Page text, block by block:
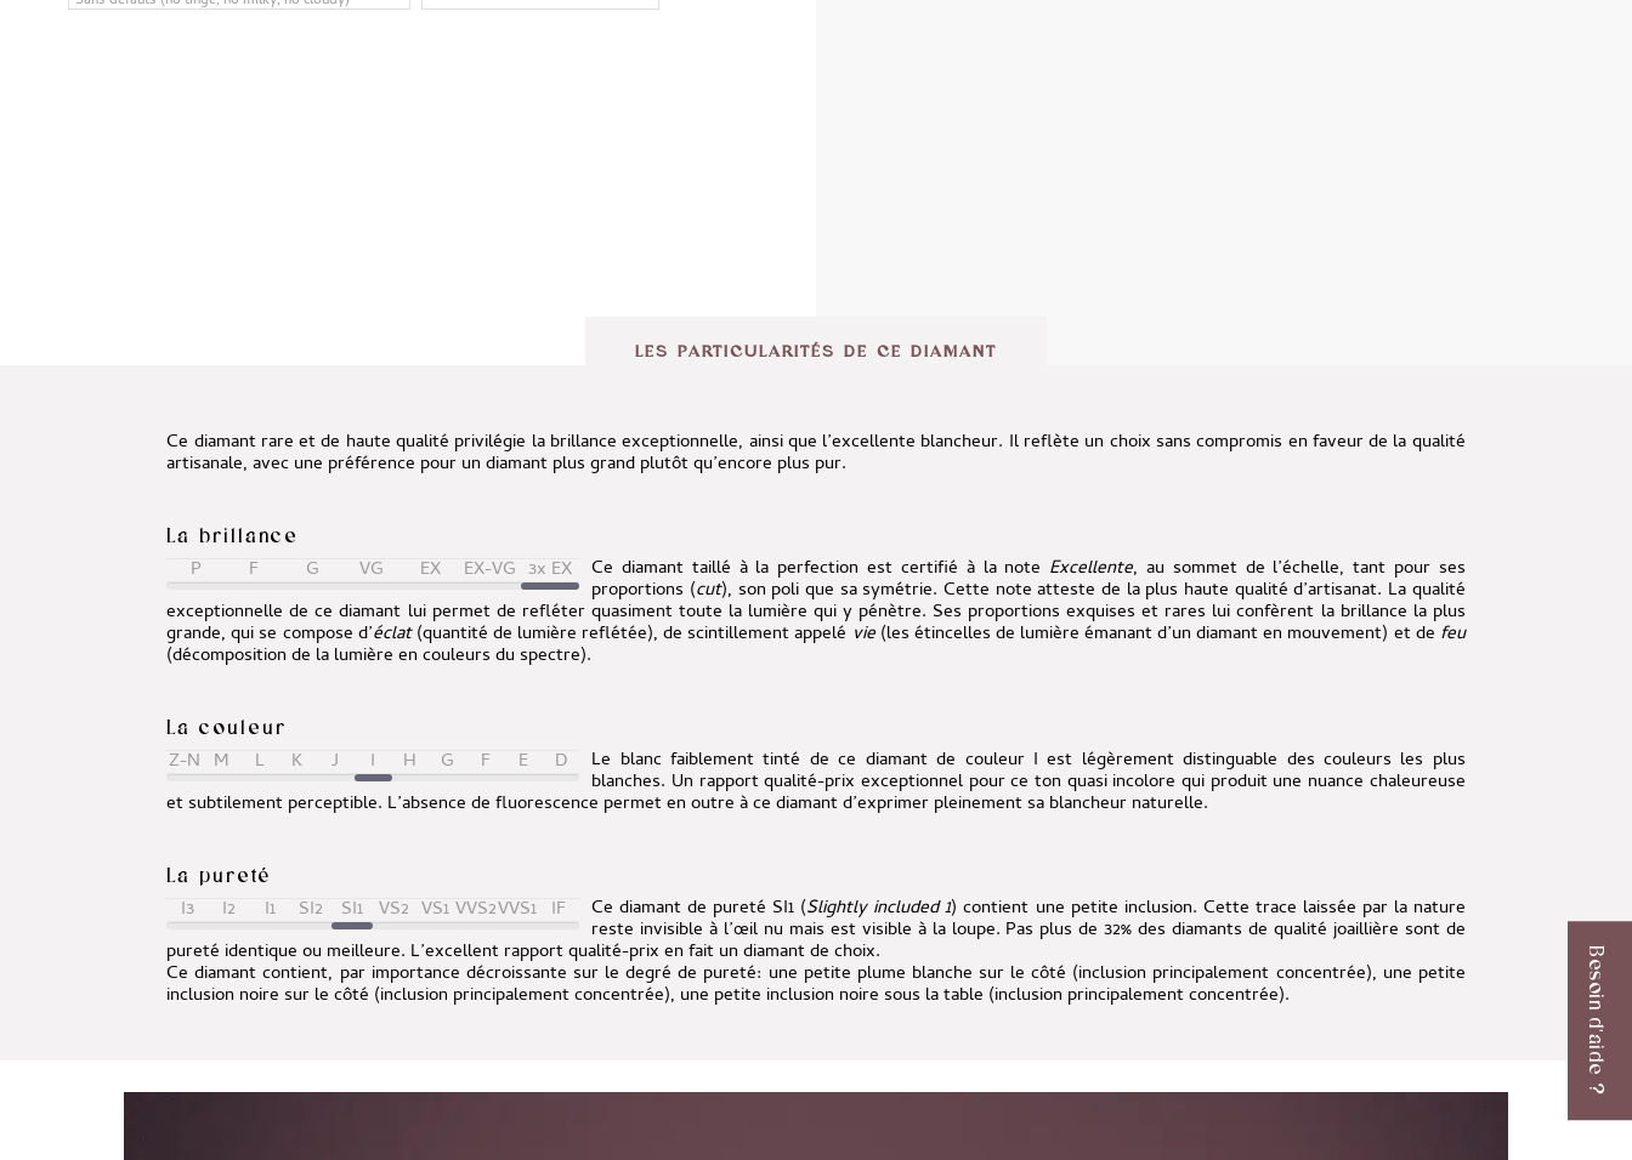
LES PARTICULARITÉS DE CE DIAMANT
Ce diamant rare et de haute qualité privilégie la brillance exceptionnelle, ainsi que l’excellente blancheur. Il reflète un choix sans compromis en faveur de la qualité
artisanale, avec une préférence pour un diamant plus grand plutôt qu’encore plus pur.
La brillance
P F G VG EX EX-VG 3x EX Ce diamant taillé à la perfection est certifié à la note Excellente, au sommet de l’échelle, tant pour ses
proportions (cut), son poli que sa symétrie. Cette note atteste de la plus haute qualité d’artisanat. La qualité
exceptionnelle de ce diamant lui permet de refléter quasiment toute la lumière qui y pénètre. Ses proportions exquises et rares lui confèrent la brillance la plus
grande, qui se compose d’éclat(quantité de lumière reflétée), de scintillement appelé vie(les étincelles de lumière émanant d’un diamant en mouvement) et de feu
(décomposition de la lumière en couleurs du spectre).
La couleur
Z-N M L K J I H G F E D Le blanc faiblement tinté de ce diamant de couleur I est légèrement distinguable des couleurs les plus
blanches. Un rapport qualité-prix exceptionnel pour ce ton quasi incolore qui produit une nuance chaleureuse
et subtilement perceptible. L’absence de fluorescence permet en outre à ce diamant d’exprimer pleinement sa blancheur naturelle.
La pureté
I3 I2 I1 SI2 SI1 VS2 VS1 VVS2VVS1 IF Ce diamant de pureté SI1 (Slightly included 1) contient une petite inclusion. Cette trace laissée par la nature
reste invisible à l’œil nu mais est visible à la loupe. Pas plus de 32% des diamants de qualité joaillière sont de
pureté identique ou meilleure. L’excellent rapport qualité-prix en fait un diamant de choix.
Ce diamant contient, par importance décroissante sur le degré de pureté: une petite plume blanche sur le côté (inclusion principalement concentrée), une petite
inclusion noire sur le côté (inclusion principalement concentrée), une petite inclusion noire sous la table (inclusion principalement concentrée). Besoin d'aide ?